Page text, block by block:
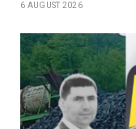
6 AUGUST 2026